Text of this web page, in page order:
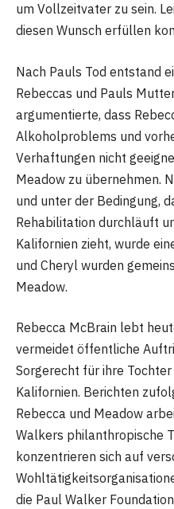
um Vollzeitvater zu sein.
diesen Wunsch erfüllen
Nach Pauls Tod entstand
Rebeccas und Pauls
argumentierte, dass
Alkoholproblems und
Verhaftungen nicht
Meadow zu übernehmen.
und unter der Bedingung,
Rehabilitation durchläuft
Kalifornien zieht, wurde
und Cheryl wurden
Meadow.
Rebecca McBrain lebt
vermeidet öffentliche
Sorgerecht für ihre
Kalifornien. Berichten
Rebecca und Meadow
Walkers philanthropische
konzentrieren sich auf
die Paul Walker